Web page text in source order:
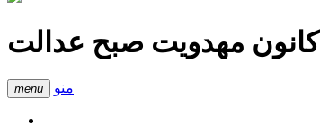
کانون مهدویت صبح عدالت
menu منو